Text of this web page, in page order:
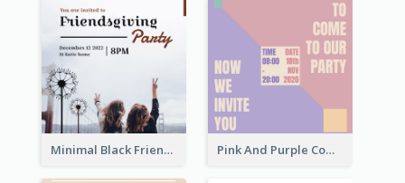
Minimal Black Friendsgiving Invitation Pink And Purple Come To our Party Invitation